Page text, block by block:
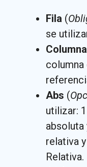
Fila (
se
Columna
columna
Abs (
utilizar:
absoluta
relativa
Relativa.